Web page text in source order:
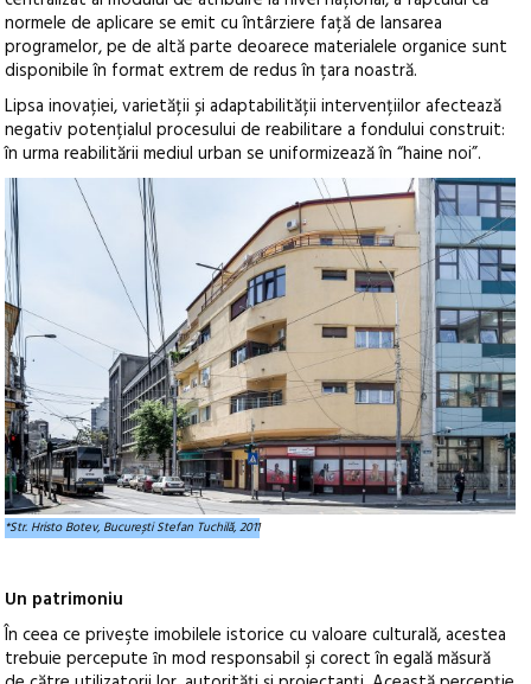
normele de aplicare se emit cu întârziere față de lansarea
programelor, pe de altă parte deoarece materialele organice sunt
disponibile în format extrem de redus în țara noastră.
Lipsa inovației, varietății și adaptabilității intervențiilor afectează
negativ potențialul procesului de reabilitare a fondului construit:
în urma reabilitării mediul urban se uniformizează în “haine noi”.
*Str. Hristo Botev, București Stefan Tuchilă, 2011
Un patrimoniu
În ceea ce priveşte imobilele istorice cu valoare culturală, acestea
trebuie percepute ȋn mod responsabil şi corect în egală măsură